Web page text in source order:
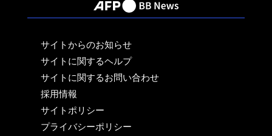
サイトからのお知らせ
サイトに関するヘルプ
サイトに関するお問い合わせ
採用情報
サイトポリシー
プライバシーポリシー